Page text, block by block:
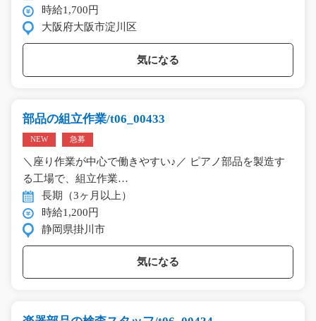
時給1,700円
大阪府大阪市淀川区
気になる
部品の組立作業/t06_00433
NEW 急募
＼座り作業が中心で働きやすい♪／ ピアノ部品を製造す
る工場で、組立作業…
長期（3ヶ月以上）
時給1,200円
静岡県掛川市
気になる